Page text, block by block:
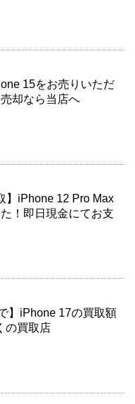
15をお売りいただ
却なら当店へ
】iPhone 12 Pro Max
！即日現金にてお支
】iPhone 17の買取額
の買取店